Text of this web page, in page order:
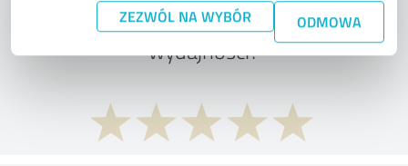
ZEZWÓL NA WYBÓR ODMOWA
Co sądzisz o stosunku ceny do
wydajności?